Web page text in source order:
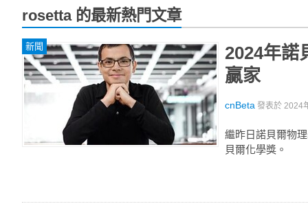
rosetta 的最新熱門文章
新聞
2024年諾
贏家
cnBeta 發表於 2024
繼昨日諾貝爾物
貝爾化學獎。